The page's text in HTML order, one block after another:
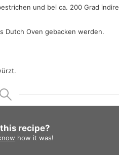
und bei ca. 200 Grad
Dutch Oven gebacken werden.
recipe?
how it was!